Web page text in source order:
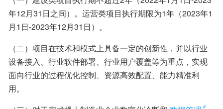
年12月31日之间）。运营类项目执行期限为1年（2023年1
月1日-2023年12月31日）。
（二）项目在技术和模式上具备一定的创新性，并以行业
设备接入、行业软件部署、行业用户覆盖等为重点，实现
面向行业的过程优化控制、资源高效配置、能力精准利
用。